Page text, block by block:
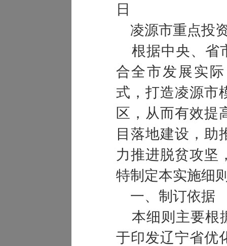
日
凌源市重点投
根据中央、省
合全市发展实
式，打造凌源市
区，从而有效提
目落地建设，助
力推进脱贫攻坚
特制定本实施细
一、制订依据
本细则主要根
于印发辽宁省优